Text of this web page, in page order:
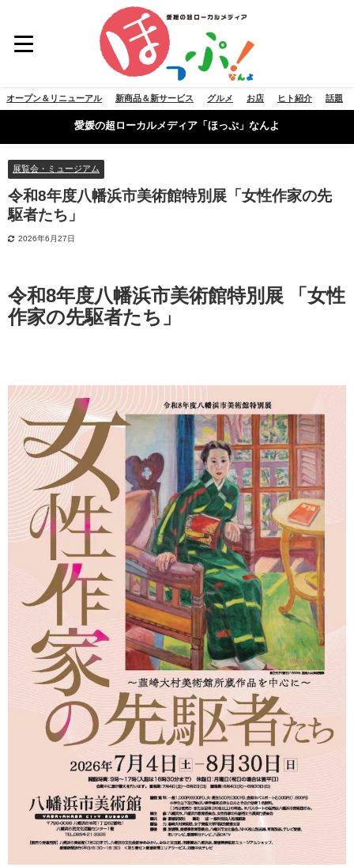
オープン＆リニューアル 新商品＆新サービス グルメ お店 ヒト紹介 話題
愛媛の超ローカルメディア「ほっぷ」なんよ
展覧会・ミュージアム
令和8年度八幡浜市美術館特別展「女性作家の先
駆者たち」
2026年6月27日
令和8年度八幡浜市美術館特別展 「女性
作家の先駆者たち」